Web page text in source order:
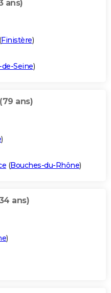
ans)
(Finistère)
Seine)
(79 ans)
)
(Bouches-du-Rhône)
ans)
)